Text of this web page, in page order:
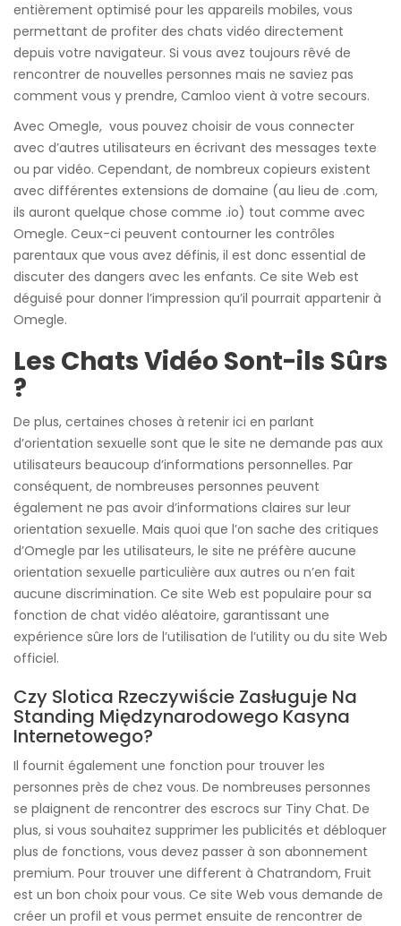
entièrement optimisé pour les appareils mobiles, vous
permettant de profiter des chats vidéo directement
depuis votre navigateur. Si vous avez toujours rêvé de
rencontrer de nouvelles personnes mais ne saviez pas
comment vous y prendre, Camloo vient à votre secours.
Avec Omegle, vous pouvez choisir de vous connecter
avec d’autres utilisateurs en écrivant des messages texte
ou par vidéo. Cependant, de nombreux copieurs existent
avec différentes extensions de domaine (au lieu de .com,
ils auront quelque chose comme .io) tout comme avec
Omegle. Ceux-ci peuvent contourner les contrôles
parentaux que vous avez définis, il est donc essential de
discuter des dangers avec les enfants. Ce site Web est
déguisé pour donner l’impression qu’il pourrait appartenir à
Omegle.
Les Chats Vidéo Sont-ils Sûrs
?
De plus, certaines choses à retenir ici en parlant
d’orientation sexuelle sont que le site ne demande pas aux
utilisateurs beaucoup d’informations personnelles. Par
conséquent, de nombreuses personnes peuvent
également ne pas avoir d’informations claires sur leur
orientation sexuelle. Mais quoi que l’on sache des critiques
d’Omegle par les utilisateurs, le site ne préfère aucune
orientation sexuelle particulière aux autres ou n’en fait
aucune discrimination. Ce site Web est populaire pour sa
fonction de chat vidéo aléatoire, garantissant une
expérience sûre lors de l’utilisation de l’utility ou du site Web
officiel.
Czy Slotica Rzeczywiście Zasługuje Na
Standing Międzynarodowego Kasyna
Internetowego?
Il fournit également une fonction pour trouver les
personnes près de chez vous. De nombreuses personnes
se plaignent de rencontrer des escrocs sur Tiny Chat. De
plus, si vous souhaitez supprimer les publicités et débloquer
plus de fonctions, vous devez passer à son abonnement
premium. Pour trouver une different à Chatrandom, Fruit
est un bon choix pour vous. Ce site Web vous demande de
créer un profil et vous permet ensuite de rencontrer de